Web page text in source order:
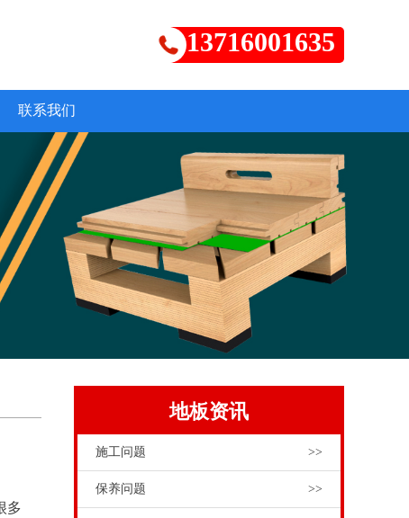
13716001635
联系我们
多
地板资讯
施工问题 >>
保养问题 >>